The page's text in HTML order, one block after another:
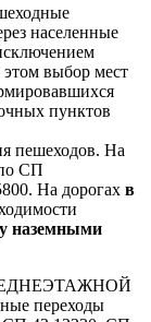
населенные
выбор мест
пунктов
пешеходов. На
СП
. На дорогах в
наземными
переходы